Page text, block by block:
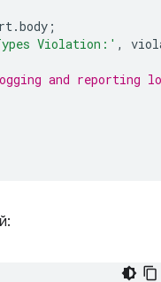
.body ;
Violation:' ,
and reporting